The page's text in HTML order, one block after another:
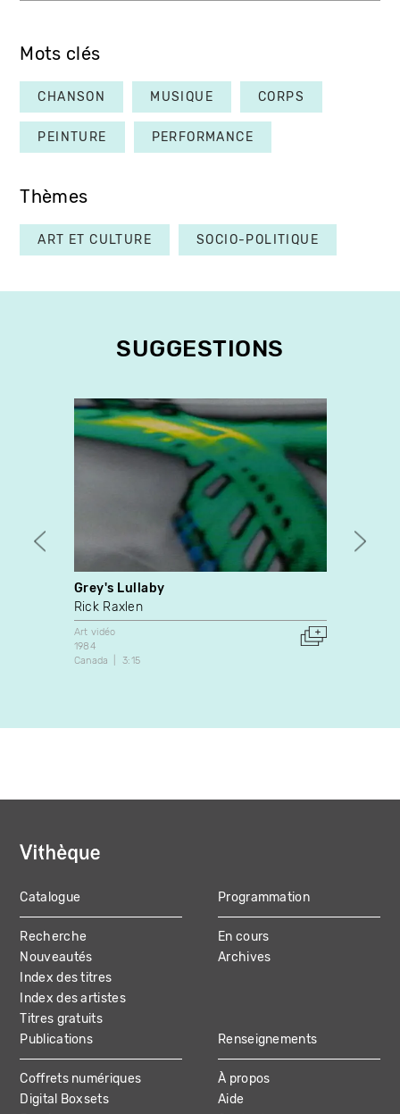
Mots clés
CHANSON MUSIQUE CORPS
PEINTURE PERFORMANCE
Thèmes
ART ET CULTURE SOCIO-POLITIQUE
SUGGESTIONS
Grey's Lullaby
Rick Raxlen
Art vidéo
1984
Canada
3:15
MAIN
NAVIGATION
Catalogue
Recherche
Nouveautés
Index des titres
Index des artistes
Titres gratuits
Programmation
En cours
Archives
Publications
Coffrets numériques
Digital Boxsets
Renseignements
À propos
Aide